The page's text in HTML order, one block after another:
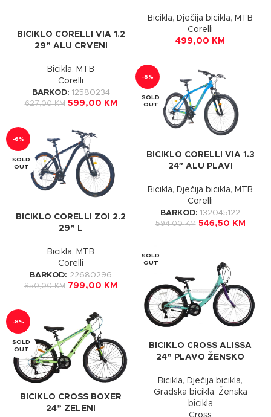
Bicikla, Dječija bicikla, MTB
Corelli
499,00 KM
BICIKLO CORELLI VIA 1.2
29” ALU CRVENI
Bicikla, MTB
Corelli
BARKOD: 12580234
627,00KM 599,00 KM
-8%
SOLD
OUT
BICIKLO CORELLI VIA 1.3
24″ ALU PLAVI
Bicikla, Dječija bicikla, MTB
Corelli
BARKOD: 132045122
594,00KM 546,50 KM
-6%
SOLD
OUT
BICIKLO CORELLI ZOI 2.2
29” L
Bicikla, MTB
Corelli
BARKOD: 22680296
850,00KM 799,00 KM
SOLD
OUT
BICIKLO CROSS ALISSA
24” PLAVO ŽENSKO
Bicikla, Dječija bicikla,
Gradska bicikla, Ženska
bicikla
Cross
-8%
SOLD
OUT
BICIKLO CROSS BOXER
24” ZELENI